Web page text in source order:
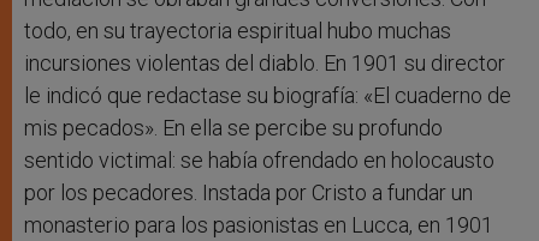
todo, en su trayectoria espiritual hubo muchas
incursiones violentas del diablo. En 1901 su director
le indicó que redactase su biografía: «El cuaderno de
mis pecados». En ella se percibe su profundo
sentido victimal: se había ofrendado en holocausto
por los pecadores. Instada por Cristo a fundar un
monasterio para los pasionistas en Lucca, en 1901